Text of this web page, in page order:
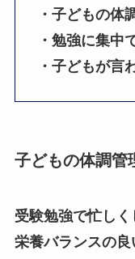
・子どもの体
・勉強に集中
・子どもが言
子どもの体調管
受験勉強で忙しく
栄養バランスの